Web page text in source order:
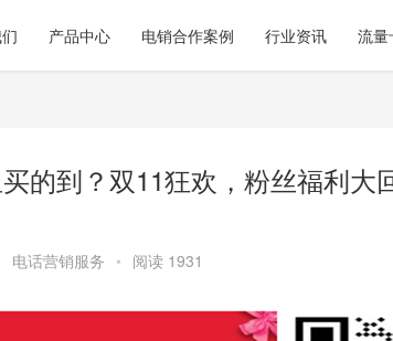
产品中心 电销合作案例 行业资讯 流量
的到？双11狂欢，粉丝福利大
电话营销服务 • 阅读 1931